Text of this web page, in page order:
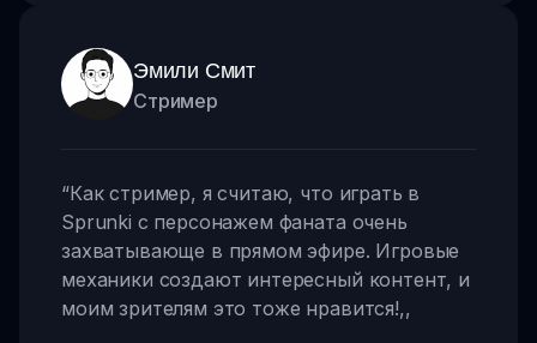
Эмили Смит
Стример
“Как стример, я считаю, что играть в
Sprunki с персонажем фаната очень
захватывающе в прямом эфире. Игровые
механики создают интересный контент, и
моим зрителям это тоже нравится!,,